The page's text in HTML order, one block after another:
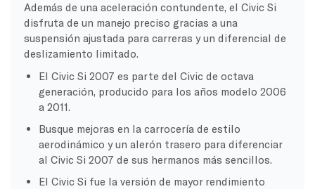
Además de una aceleración contundente, el Civic Si
disfruta de un manejo preciso gracias a una
suspensión ajustada para carreras y un diferencial de
deslizamiento limitado.
El Civic Si 2007 es parte del Civic de octava
generación, producido para los años modelo 2006
a 2011.
Busque mejoras en la carrocería de estilo
aerodinámico y un alerón trasero para diferenciar
al Civic Si 2007 de sus hermanos más sencillos.
El Civic Si fue la versión de mayor rendimiento